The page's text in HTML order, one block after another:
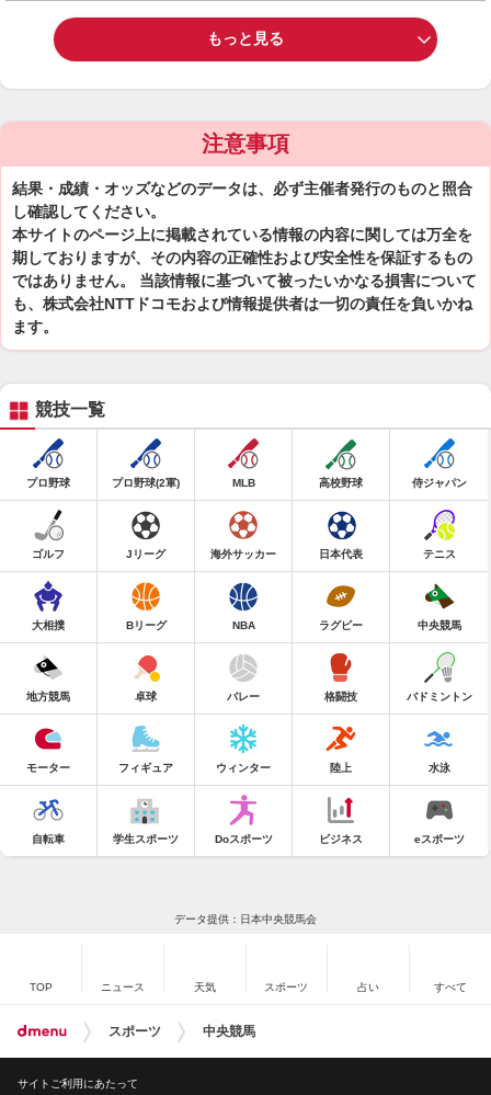
もっと見る
注意事項
結果・成績・オッズなどのデータは、必ず主催者発行のものと照合
し確認してください。
本サイトのページ上に掲載されている情報の内容に関しては万全を
期しておりますが、その内容の正確性および安全性を保証するもの
ではありません。 当該情報に基づいて被ったいかなる損害について
も、株式会社NTTドコモおよび情報提供者は一切の責任を負いかね
ます。
競技一覧
プロ野球 プロ野球(2軍) MLB 高校野球 侍ジャパン
ゴルフ Jリーグ 海外サッカー 日本代表 テニス
大相撲 Bリーグ NBA ラグビー 中央競馬
地方競馬 卓球 バレー 格闘技 バドミントン
モーター フィギュア ウィンター 陸上 水泳
自転車 学生スポーツ Doスポーツ ビジネス eスポーツ
データ提供：日本中央競馬会
TOP ニュース 天気 スポーツ 占い すべて
スポーツ 中央競馬
サイトご利用にあたって